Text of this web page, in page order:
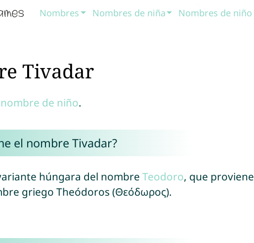
Nombres Nombres de niña Nombres de niño
Tivadar
nombre de niño.
el nombre Tivadar?
húngara del nombre Teodoro, que proviene
griego Theódoros (Θεόδωρος).